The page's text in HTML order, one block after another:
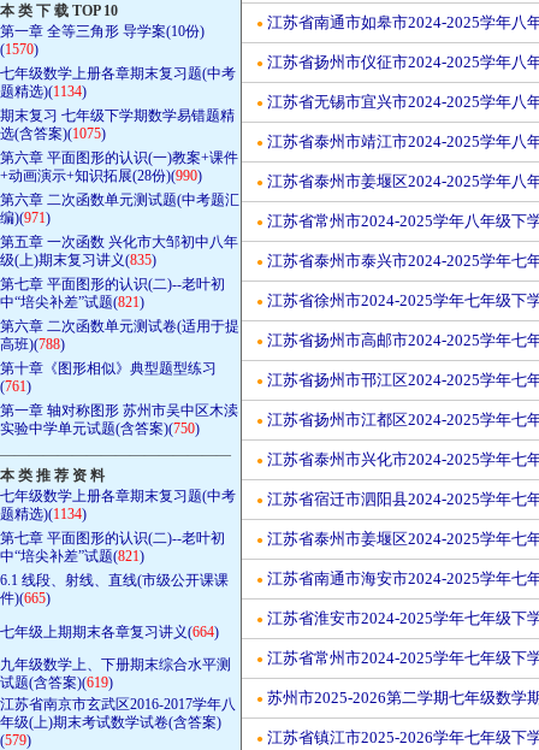
本 类 下 载 TOP 10
第一章 全等三角形 导学案(10份)
(1570)
七年级数学上册各章期末复习题(中考
题精选)(1134)
期末复习 七年级下学期数学易错题精
选(含答案)(1075)
第六章 平面图形的认识(一)教案+课件
+动画演示+知识拓展(28份)(990)
第六章 二次函数单元测试题(中考题汇
编)(971)
第五章 一次函数 兴化市大邹初中八年
级(上)期末复习讲义(835)
第七章 平面图形的认识(二)--老叶初
中“培尖补差”试题(821)
第六章 二次函数单元测试卷(适用于提
高班)(788)
第十章《图形相似》典型题型练习
(761)
第一章 轴对称图形 苏州市吴中区木渎
实验中学单元试题(含答案)(750)
————————————————
本 类 推 荐 资 料
七年级数学上册各章期末复习题(中考
题精选)(1134)
第七章 平面图形的认识(二)--老叶初
中“培尖补差”试题(821)
6.1 线段、射线、直线(市级公开课课
件)(665)
七年级上期期末各章复习讲义(664)
九年级数学上、下册期末综合水平测
试题(含答案)(619)
江苏省南京市玄武区2016-2017学年八
年级(上)期末考试数学试卷(含答案)
(579)
● 江苏省南通市如皋市2024-2025学年八
● 江苏省扬州市仪征市2024-2025学年八
● 江苏省无锡市宜兴市2024-2025学年八
● 江苏省泰州市靖江市2024-2025学年八
● 江苏省泰州市姜堰区2024-2025学年八
● 江苏省常州市2024-2025学年八年级下
● 江苏省泰州市泰兴市2024-2025学年七
● 江苏省徐州市2024-2025学年七年级下
● 江苏省扬州市高邮市2024-2025学年七
● 江苏省扬州市邗江区2024-2025学年七
● 江苏省扬州市江都区2024-2025学年七
● 江苏省泰州市兴化市2024-2025学年七
● 江苏省宿迁市泗阳县2024-2025学年七
● 江苏省泰州市姜堰区2024-2025学年七
● 江苏省南通市海安市2024-2025学年七
● 江苏省淮安市2024-2025学年七年级下
● 江苏省常州市2024-2025学年七年级下
● 苏州市2025-2026第二学期七年级数学
● 江苏省镇江市2025-2026学年七年级下